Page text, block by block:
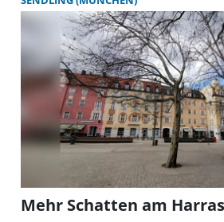
Mehr Schatten am